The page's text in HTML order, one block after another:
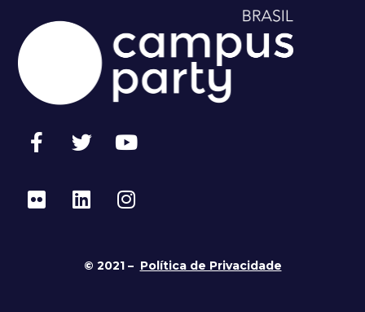
© 2021 – Política de Privacidade